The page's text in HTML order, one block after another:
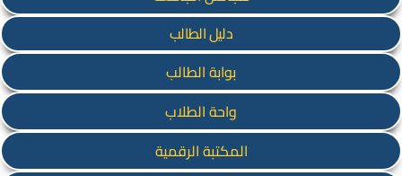
دليل الطالب
بوابة الطالب
واحة الطلاب
المكتبة الرقمية